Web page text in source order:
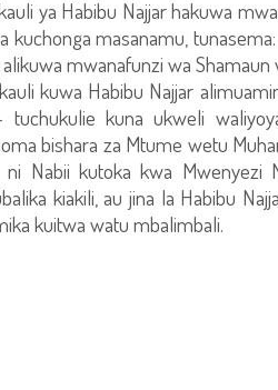
ya Habibu Najjar hakuwa
kuchonga masanamu,
mwanafunzi wa Shamaun
kuwa Habibu Najjar
tuchukulie kuna ukweli
bishara za Mtume wetu
ni Nabii kutoka kwa Mwenyezi
kiakili, au jina la Habibu
kuitwa watu mbalimbali.